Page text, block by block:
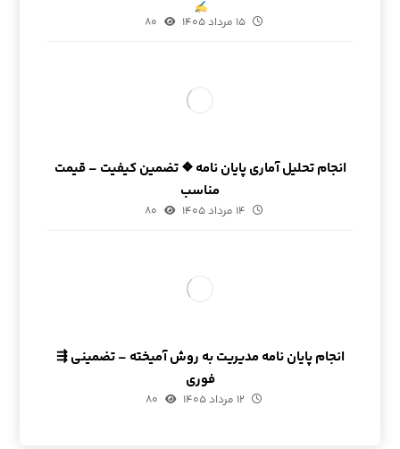
۱۵ مرداد ۱۴۰۵ ۸۰
انجام تحلیل آماری پایان نامه ❖ تضمین کیفیت – قیمت
مناسب
۱۴ مرداد ۱۴۰۵ ۸۰
انجام پایان نامه مدیریت به روش آمیخته – تضمینی ⇶
فوری
۱۲ مرداد ۱۴۰۵ ۸۰